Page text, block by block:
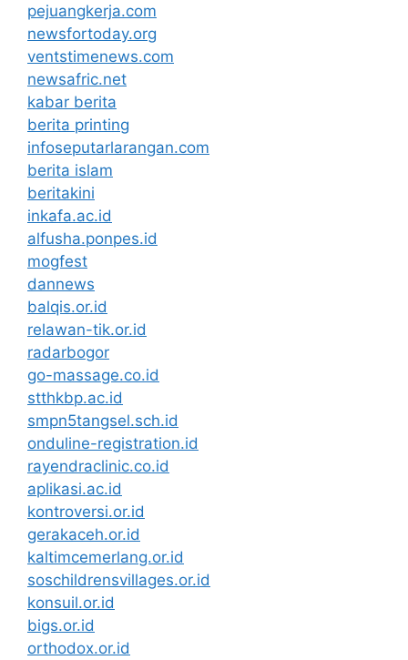
pejuangkerja.com
newsfortoday.org
ventstimenews.com
newsafric.net
kabar berita
berita printing
infoseputarlarangan.com
berita islam
beritakini
inkafa.ac.id
alfusha.ponpes.id
mogfest
dannews
balqis.or.id
relawan-tik.or.id
radarbogor
go-massage.co.id
stthkbp.ac.id
smpn5tangsel.sch.id
onduline-registration.id
rayendraclinic.co.id
aplikasi.ac.id
kontroversi.or.id
gerakaceh.or.id
kaltimcemerlang.or.id
soschildrensvillages.or.id
konsuil.or.id
bigs.or.id
orthodox.or.id